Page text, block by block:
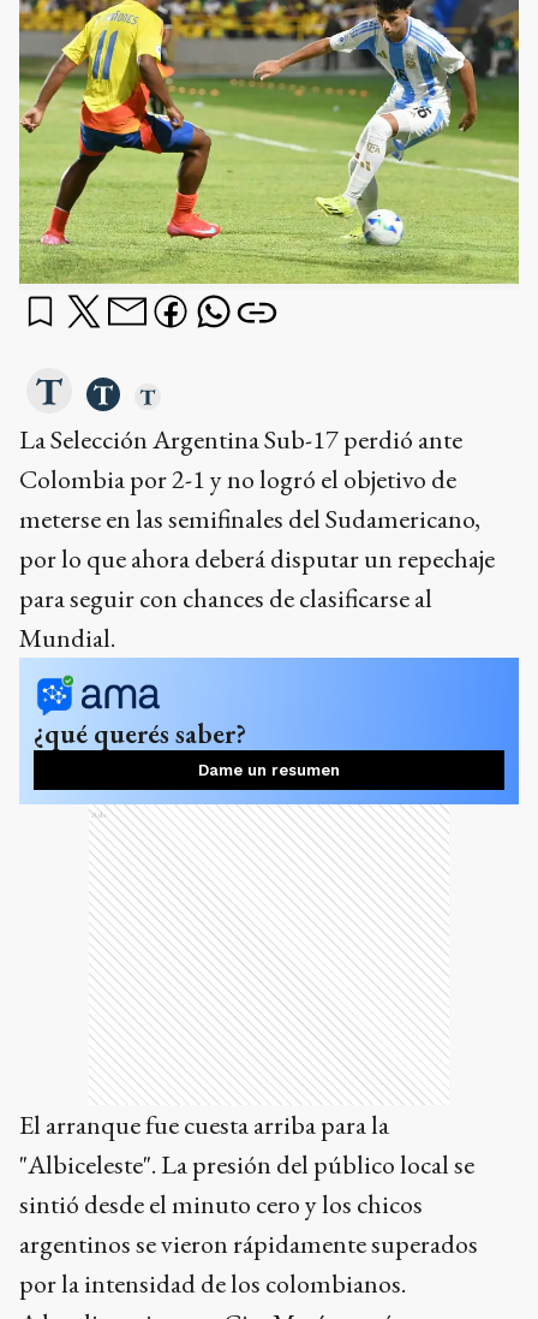
La Selección Argentina Sub-17 perdió ante
Colombia por 2-1 y no logró el objetivo de
meterse en las semifinales del Sudamericano,
por lo que ahora deberá disputar un repechaje
para seguir con chances de clasificarse al
Mundial.
¿qué querés saber?
Dame un resumen
Ads
El arranque fue cuesta arriba para la
"Albiceleste". La presión del público local se
sintió desde el minuto cero y los chicos
argentinos se vieron rápidamente superados
por la intensidad de los colombianos.